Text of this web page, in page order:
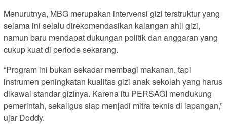
Menurutnya, MBG merupakan intervensi gizi terstruktur yang
selama ini selalu direkomendasikan kalangan ahli gizi,
namun baru mendapat dukungan politik dan anggaran yang
cukup kuat di periode sekarang.
“Program ini bukan sekadar membagi makanan, tapi
instrumen peningkatan kualitas gizi anak sekolah yang harus
dikawal standar gizinya. Karena itu PERSAGI mendukung
pemerintah, sekaligus siap menjadi mitra teknis di lapangan,”
ujar Doddy.